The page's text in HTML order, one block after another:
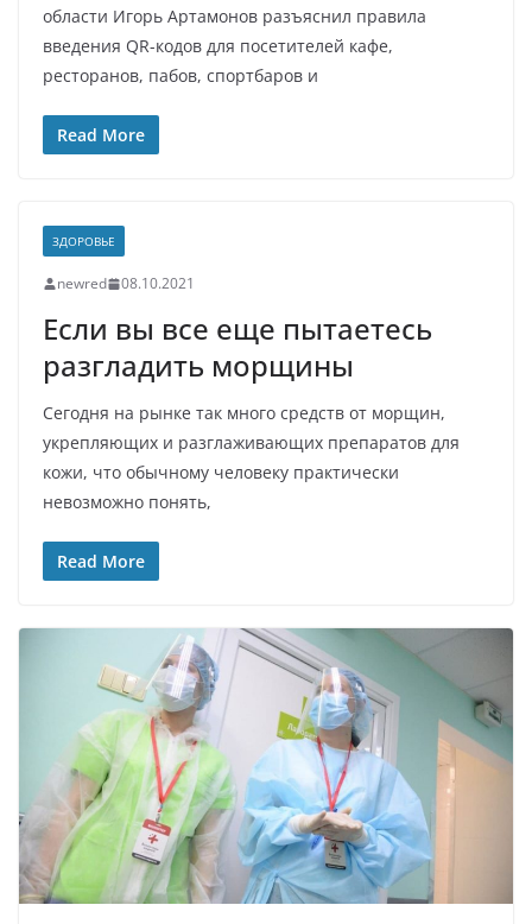
области Игорь Артамонов разъяснил правила
введения QR-кодов для посетителей кафе,
ресторанов, пабов, спортбаров и
Read More
ЗДОРОВЬЕ
newred 08.10.2021
Если вы все еще пытаетесь
разгладить морщины
Сегодня на рынке так много средств от морщин,
укрепляющих и разглаживающих препаратов для
кожи, что обычному человеку практически
невозможно понять,
Read More